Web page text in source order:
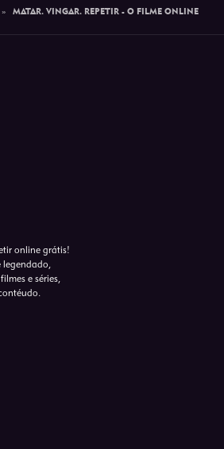
» MATAR. VINGAR. REPETIR - O FILME ONLINE
online grátis!
legendado,
e séries,